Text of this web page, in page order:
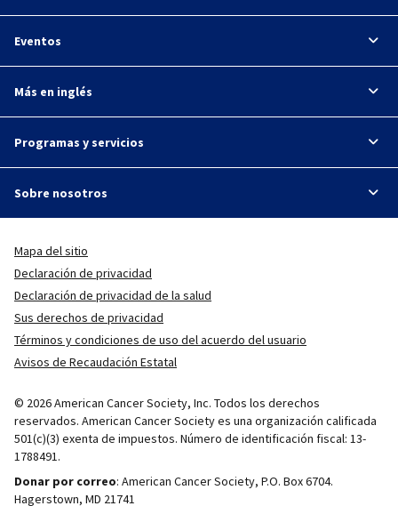
Eventos
Más en inglés
Programas y servicios
Sobre nosotros
Mapa del sitio
Declaración de privacidad
Declaración de privacidad de la salud
Sus derechos de privacidad
Términos y condiciones de uso del acuerdo del usuario
Avisos de Recaudación Estatal
© 2026 American Cancer Society, Inc. Todos los derechos
reservados. American Cancer Society es una organización calificada
501(c)(3) exenta de impuestos. Número de identificación fiscal: 13-
1788491.
Donar por correo: American Cancer Society, P.O. Box 6704.
Hagerstown, MD 21741